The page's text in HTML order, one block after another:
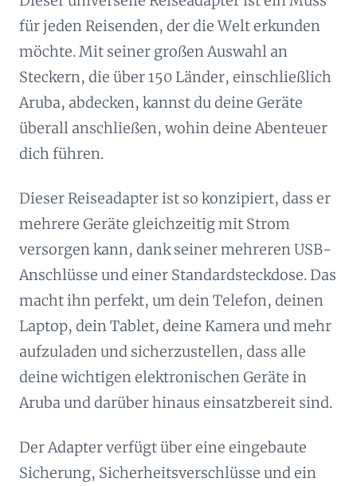
für jeden Reisenden, der die Welt erkunden
möchte. Mit seiner großen Auswahl an
Steckern, die über 150 Länder, einschließlich
Aruba, abdecken, kannst du deine Geräte
überall anschließen, wohin deine Abenteuer
dich führen.
Dieser Reiseadapter ist so konzipiert, dass er
mehrere Geräte gleichzeitig mit Strom
versorgen kann, dank seiner mehreren USB-
Anschlüsse und einer Standardsteckdose. Das
macht ihn perfekt, um dein Telefon, deinen
Laptop, dein Tablet, deine Kamera und mehr
aufzuladen und sicherzustellen, dass alle
deine wichtigen elektronischen Geräte in
Aruba und darüber hinaus einsatzbereit sind.
Der Adapter verfügt über eine eingebaute
Sicherung, Sicherheitsverschlüsse und ein